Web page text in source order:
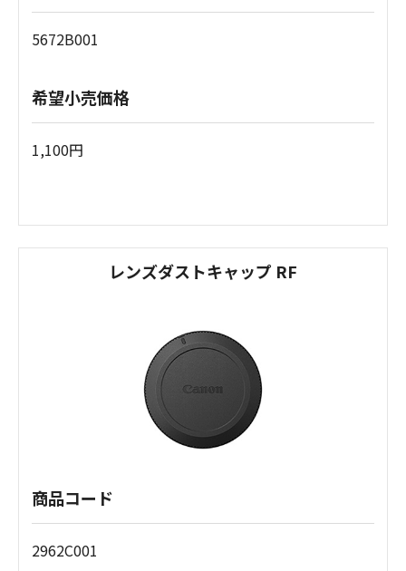
5672B001
希望小売価格
1,100円
レンズダストキャップ RF
商品コード
2962C001